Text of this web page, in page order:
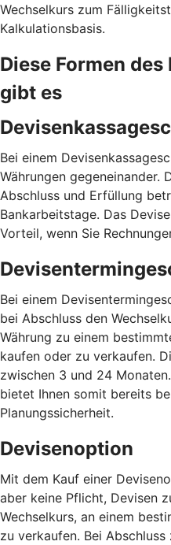
Wechselkurs zum
Kalkulationsbasis.
Diese Formen
gibt es
Bei einem
Währungen gegeneinander.
Abschluss und Erfüllung
Bankarbeitstage. Das
Vorteil, wenn Sie
Bei einem
bei Abschluss den
Währung zu einem
kaufen oder zu verkaufen.
zwischen 3 und 24
bietet Ihnen somit bereits
Planungssicherheit.
Devisenoption
Mit dem Kauf einer
aber keine Pflicht, Devisen
Wechselkurs, an einem
zu verkaufen. Bei Abschluss